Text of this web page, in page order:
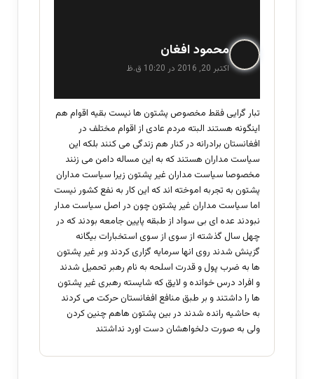
محمود افغان
ف
اکتبر 20, 2016 در 10:20 ق.ظ
تبار گرایی فقط مخصوص پشتون ها نیست بقیه اقوام هم
اینگونه هستند البته مردم عادی از اقوام مختلف در
افغانستان برادرانه در کنار هم زندگی می کنند بلکه این
سیاست مداران هستند که به این مساله دامن می زنند
مخصوصا سیاست مداران غیر پشتون زیرا سیاست مداران
پشتون به تجربه اموخته اند که این کار به نفع کشور نیست
اما سیاست مداران غیر پشتون چون در اصل سیاست مدار
نبودند عده ای بی سواد از طبقه پایین جامعه بودند که در
چهل سال گذشته از سوی از سوی استخبارات بیگانه
گزینش شدند روی انها سرمایه گزاری کردند وبر غیر پشتون
ها به ضرب پول و قدرت اسلحه به نام رهبر تحمیل شدند
و افراد درس خوانده و لایق که شایسته رهبری غیر پشتون
ها را داشتند و بر طبق منافع افغانستان حرکت می کردند
به حاشیه رانده شدند در بین پشتون هاهم چنین کردن
ولی به صورت دلخواهشان دست اورد نداشتند